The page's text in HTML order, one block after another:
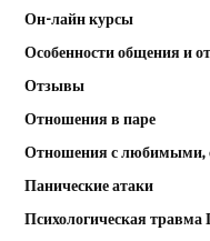
Он-лайн курсы
Особенности общения и
Отзывы
Отношения в паре
Отношения с любимыми,
Панические атаки
Психологическая